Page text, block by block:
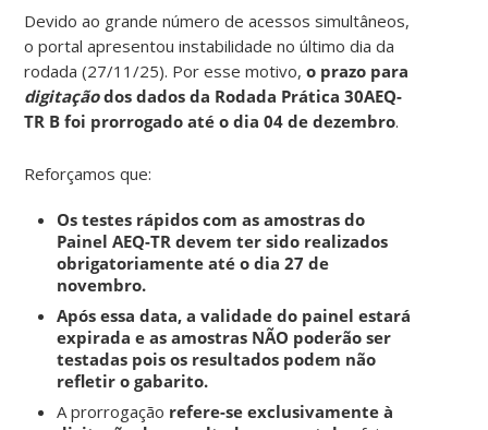
Devido ao grande número de acessos simultâneos,
o portal apresentou instabilidade no último dia da
rodada (27/11/25). Por esse motivo,o prazo para
digitaçãodos dados da Rodada Prática 30AEQ-
TR B foi prorrogado até o dia 04 de dezembro.
Reforçamos que:
Os testes rápidos com as amostras do
Painel AEQ-TR devem ter sido realizados
obrigatoriamente até o dia 27 de
novembro.
Após essa data, a validade do painel estará
expirada e as amostras NÃO poderão ser
testadas pois os resultados podem não
refletir o gabarito.
A prorrogação refere-se exclusivamente à